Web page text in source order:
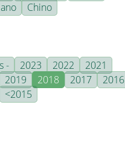
Chino
-
2023 2022
2021
2019 2018 2017
2016
<2015